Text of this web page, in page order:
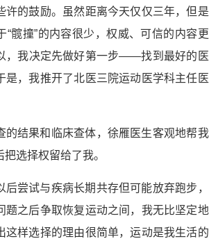
许的鼓励。虽然距离今天仅仅三年，但是
“髋撞”的内容很少，权威、可信的内容更
，我决定先做好第一步——找到最好的医
是，我推开了北医三院运动医学科主任医
的结果和临床查体，徐雁医生客观地帮我
选择权留给了我。
后尝试与疾病长期共存但可能放弃跑步，
题之后争取恢复运动之间，我无比坚定地
这样选择的理由很简单，运动是我生活的